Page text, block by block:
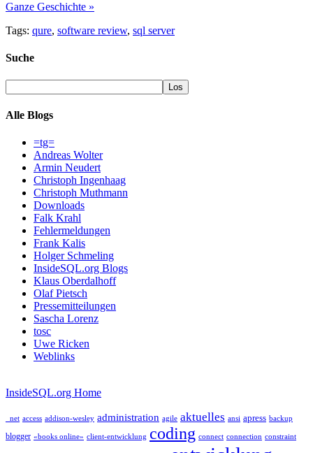
Ganze Geschichte »
Tags: qure, software review, sql server
Suche
Alle Blogs
=tg=
Andreas Wolter
Armin Neudert
Christoph Ingenhaag
Christoph Muthmann
Downloads
Falk Krahl
Fehlermeldungen
Frank Kalis
Holger Schmeling
InsideSQL.org Blogs
Klaus Oberdalhoff
Olaf Pietsch
Pressemitteilungen
Sascha Lorenz
tosc
Uwe Ricken
Weblinks
InsideSQL.org Home
_net access addison-wesley administration agile aktuelles ansi apress backup
blogger «books online» client-entwicklung coding connect connection constraint